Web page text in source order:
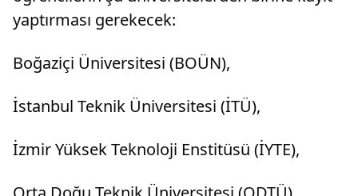
yaptırması gerekecek:
Boğaziçi Üniversitesi (BOÜN),
İstanbul Teknik Üniversitesi (İTÜ),
İzmir Yüksek Teknoloji Enstitüsü (İYTE),